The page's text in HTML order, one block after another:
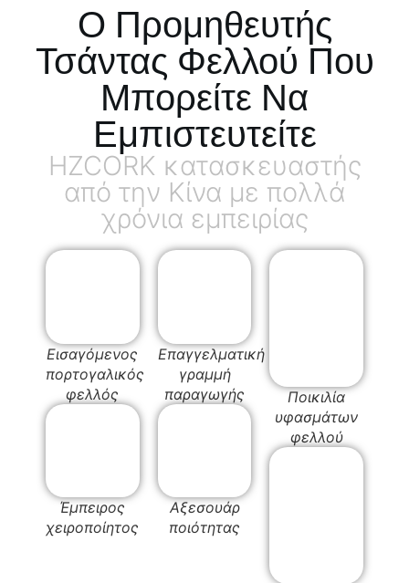
Ο Προμηθευτής
Τσάντας Φελλού Που
Μπορείτε Να
Εμπιστευτείτε
HZCORK κατασκευαστής
από την Κίνα με πολλά
χρόνια εμπειρίας
Εισαγόμενος
πορτογαλικός
φελλός
Έμπειρος
χειροποίητος
Επαγγελματική
γραμμή
παραγωγής
Αξεσουάρ
ποιότητας
Ποικιλία
υφασμάτων
φελλού